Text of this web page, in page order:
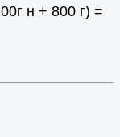
н + 800 г) =